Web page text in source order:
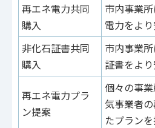
再エネ電力共同
購入
市内事業
電力をよ
非化石証書共同
購入
市内事業
証書をよ
再エネ電力プラ
ン提案
個々の事
気事業者
たプラン